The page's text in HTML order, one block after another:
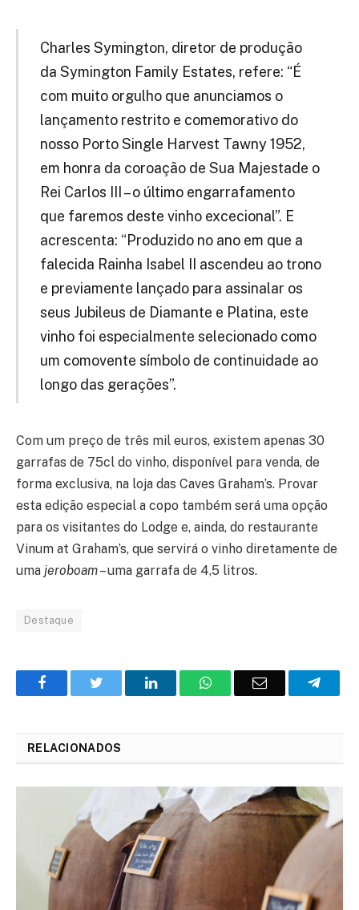
Charles Symington, diretor de produção
da Symington Family Estates, refere: “É
com muito orgulho que anunciamos o
lançamento restrito e comemorativo do
nosso Porto Single Harvest Tawny 1952,
em honra da coroação de Sua Majestade o
Rei Carlos III – o último engarrafamento
que faremos deste vinho excecional”. E
acrescenta: “Produzido no ano em que a
falecida Rainha Isabel II ascendeu ao trono
e previamente lançado para assinalar os
seus Jubileus de Diamante e Platina, este
vinho foi especialmente selecionado como
um comovente símbolo de continuidade ao
longo das gerações”.
Com um preço de três mil euros, existem apenas 30
garrafas de 75cl do vinho, disponível para venda, de
forma exclusiva, na loja das Caves Graham’s. Provar
esta edição especial a copo também será uma opção
para os visitantes do Lodge e, ainda, do restaurante
Vinum at Graham’s, que servirá o vinho diretamente de
uma jeroboam– uma garrafa de 4,5 litros.
Destaque
FacebookTwitter
O
WhatsAppE-
RELACIONADOS